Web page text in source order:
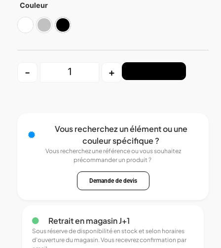
Couleur
BlancGris Noir
- +
Vous recherchez un élément ou une
couleur spécifique ?
Vous recherchez une référence ou vous souhaitez
précommander un produit ?
Demande de devis
Retrait en magasin J+1
Sous réserve de disponibilité en stock et selon horaires
d’ouverture du magasin. Vous recevrez confirmation par